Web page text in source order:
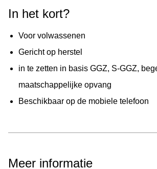
hulpverlener wel of geen feedback geeft.
hulpverlener voor kiest om de module
zetten, worden de verzendmomenten
reflectiemomenten.
In het kort?
Voor volwassenen
Gericht op herstel
in te zetten in basis GGZ, S-GGZ,
maatschappelijke opvang
Beschikbaar op de mobiele telefoon
Meer informatie